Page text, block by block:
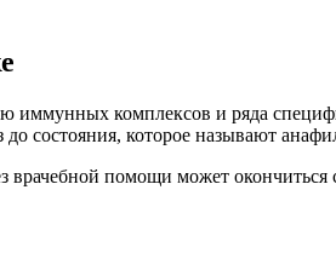
комплексов и ряда
состояния, которое называют
врачебной помощи может окончиться